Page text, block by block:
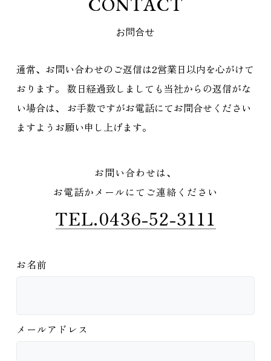
お問合せ
通常、お問い合わせのご返信は2営業日以内を心がけて
おります。 数日経過致しましても当社からの返信がな
い場合は、
お手数ですがお電話にてお問合せください
ますようお願い申し上げます。
お問い合わせは、
お電話かメールにてご連絡ください
TEL.0436-52-3111
お名前
メールアドレス